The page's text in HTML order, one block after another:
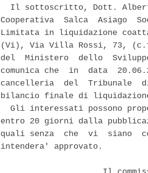
Il sottoscritto, Dott.
Cooperativa  Salca  Asiago
Limitata in liquidazione
(Vi), Via Villa Rossi, 73, (c.f.
del  Ministero  dello
comunica che  in  data
cancelleria  del  Tribunale
bilancio finale di
Gli interessati possono
entro 20 giorni dalla
quali senza  che  vi  siano
intendera' approvato.